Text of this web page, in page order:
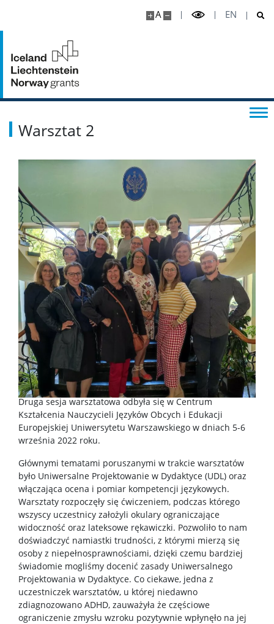
A EN
Warsztat 2
Druga sesja warsztatowa odbyła się w Centrum
Kształcenia Nauczycieli Języków Obcych i Edukacji
Europejskiej Uniwersytetu Warszawskiego w dniach 5-6
września 2022 roku.
Głównymi tematami poruszanymi w trakcie warsztatów
było Uniwersalne Projektowanie w Dydaktyce (UDL) oraz
włączająca ocena i pomiar kompetencji językowych.
Warsztaty rozpoczęły się ćwiczeniem, podczas którego
wszyscy uczestnicy założyli okulary ograniczające
widoczność oraz lateksowe rękawiczki. Pozwoliło to nam
doświadczyć namiastki trudności, z którymi mierzą się
osoby z niepełnosprawnościami, dzięki czemu bardziej
świadomie mogliśmy docenić zasady Uniwersalnego
Projektowania w Dydaktyce. Co ciekawe, jedna z
uczestniczek warsztatów, u której niedawno
zdiagnozowano ADHD, zauważyła że częściowe
ograniczenie zmysłu wzroku pozytywnie wpłynęło na jej